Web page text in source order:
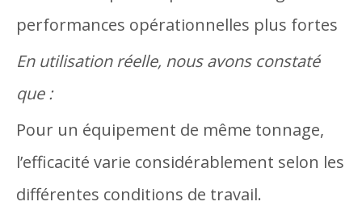
performances opérationnelles plus fortes
En utilisation réelle, nous avons constaté
que :
Pour un équipement de même tonnage,
l’efficacité varie considérablement selon les
différentes conditions de travail.